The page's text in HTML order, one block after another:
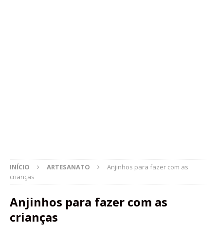
INÍCIO ARTESANATO
Anjinhos para fazer com as
crianças
Anjinhos para fazer com as
crianças